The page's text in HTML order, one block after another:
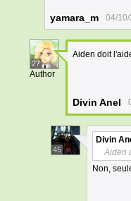
yamara_m 04/
27
Author
Aiden doit
Divin Anel
45
Divin
Aiden
Non,